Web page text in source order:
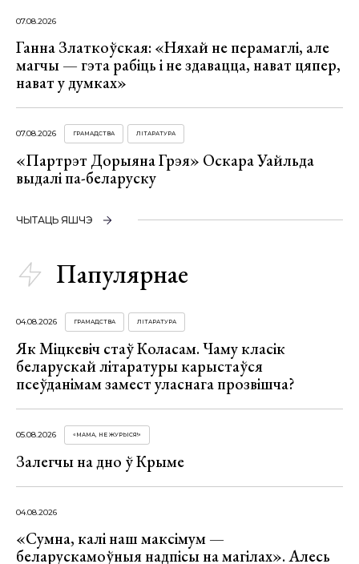
07.08.2026
Ганна Златкоўская: «Няхай не перамаглі, але
магчы — гэта рабіць і не здавацца, нават цяпер,
нават у думках»
07.08.2026 ГРАМАДСТВА ЛІТАРАТУРА
«Партрэт Дорыяна Грэя» Оскара Уайльда
выдалі па-беларуску
ЧЫТАЦЬ ЯШЧЭ
Папулярнае
04.08.2026 ГРАМАДСТВА ЛІТАРАТУРА
Як Міцкевіч стаў Коласам. Чаму класік
беларускай літаратуры карыстаўся
псеўданімам замест уласнага прозвішча?
05.08.2026 «МАМА, НЕ ЖУРЫСЯ!»
Залегчы на дно ў Крыме
04.08.2026
«Сумна, калі наш максімум —
беларускамоўныя надпісы на магілах». Алесь